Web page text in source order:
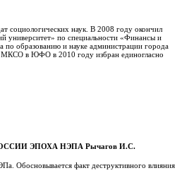
социологических наук. В 2008 году окончил
университет» по специальности «Финансы и
по образованию и науке администрации города
МКСО в ЮФО в 2010 году избран единогласно
ЭПОХА НЭПА Рычагов И.С.
Обосновывается факт деструктивного влияния